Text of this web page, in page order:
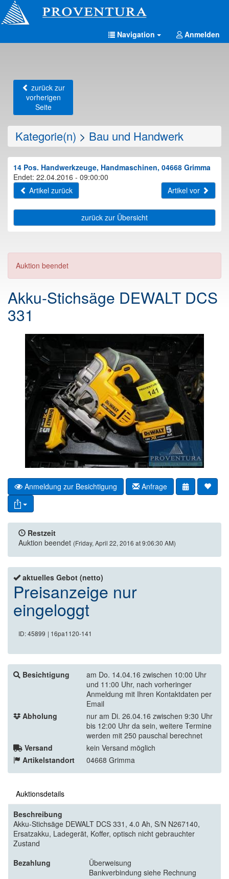
Navigation Anmelden
zurück zur
vorherigen
Seite
Kategorie(n) > Bau und Handwerk
14 Pos. Handwerkzeuge, Handmaschinen, 04668 Grimma
Endet: 22.04.2016 - 09:00:00
Artikel zurück
Artikel vor
zurück zur Übersicht
Auktion beendet
Akku-Stichsäge DEWALT DCS
331
Anmeldung zur Besichtigung Anfrage
Restzeit
Auktion beendet (Friday, April 22, 2016 at 9:06:30 AM)
aktuelles Gebot (netto)
Preisanzeige nur
eingeloggt
ID: 45899 | 16pa1120-141
Besichtigung
am Do. 14.04.16 zwischen 10:00 Uhr
und 11:00 Uhr, nach vorheringer
Anmeldung mit Ihren Kontaktdaten per
Email
Abholung
nur am Di. 26.04.16 zwischen 9:30 Uhr
bis 12:00 Uhr da sein, weitere Termine
werden mit 250 pauschal berechnet
Versand
kein Versand möglich
Artikelstandort
04668 Grimma
Auktionsdetails
Beschreibung
Akku-Stichsäge DEWALT DCS 331, 4.0 Ah, S/N N267140,
Ersatzakku, Ladegerät, Koffer, optisch nicht gebrauchter
Zustand
Bezahlung
Überweisung
Bankverbindung siehe Rechnung